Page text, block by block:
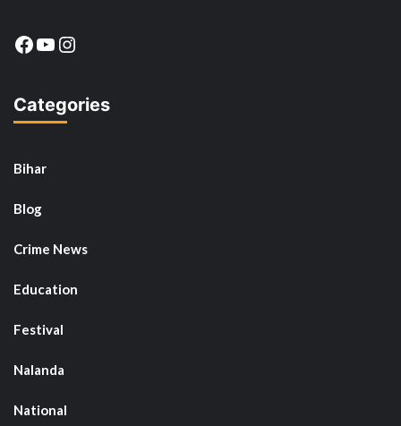
Facebook
YouTube
Instagram
Categories
Bihar
Blog
Crime News
Education
Festival
Nalanda
National